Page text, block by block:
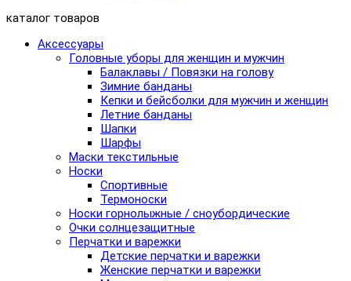
каталог товаров
Аксессуары
Головные уборы для женщин и мужчин
Балаклавы / Повязки на голову
Зимние банданы
Кепки и бейсболки для мужчин и женщин
Летние банданы
Шапки
Шарфы
Маски текстильные
Носки
Спортивные
Термоноски
Носки горнолыжные / сноубордические
Очки солнцезащитные
Перчатки и варежки
Детские перчатки и варежки
Женские перчатки и варежки